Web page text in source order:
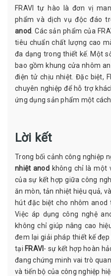
FRAVI tự hào là đơn vị
phẩm và dịch vụ độc đáo
anod . Các sản phẩm của
tiêu chuẩn chất lượng cao
đa dạng trong thiết kế. Một
bao gồm khung cửa nhôm
điện tử chịu nhiệt. Đặc biệt,
chuyên nghiệp để hỗ trợ
ứng dụng sản phẩm một
Lời kết
Trong bối cảnh công nghiệp
nhiệt anodkhông chỉ là một
của sự kết hợp giữa công
ăn mòn, tản nhiệt hiệu quả,
hút đặc biệt cho nhôm anod
Việc áp dụng công nghệ
không chỉ giúp nâng cao
đem lại giải pháp thiết kế
tại FRAVI- sự kết hợp hoàn
đang chứng minh vai trò
và tiến bộ của công nghiệp